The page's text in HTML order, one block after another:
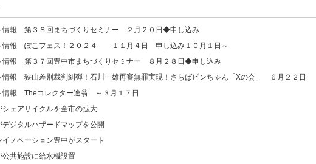
情報 第３８回まちづくりセミナー ２月２０日◆申し込み
情報 ぽこフェス！２０２４ １１月４日 申し込み１０月１日～
情報 第３７回豊中市まちづくりセミナー ８月２８日◆申し込み
情報 狭山差別裁判糾弾！石川一雄再審無罪実現！さらばビンちゃん「Xの会」 ６月２２日
情報 Theコレクター逸翁 ～３月１７日
シェアサイクルを全市の拡大
デジタルハザードマップを公開
イノベーション豊中がスタート
公共施設に給水機設置